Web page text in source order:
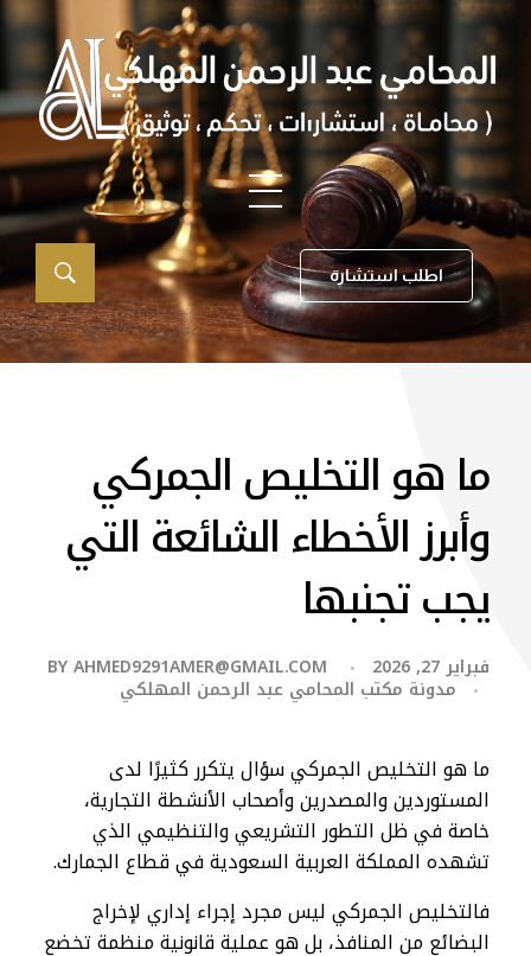
اطلب استشارة
ما هو التخليص الجمركي
وأبرز الأخطاء الشائعة التي
يجب تجنبها
فبراير 27, 2026 BYAHMED9291AMER@GMAIL.COM
مدونة مكتب المحامي عبد الرحمن المهلكي
ما هو التخليص الجمركي سؤال يتكرر كثيرًا لدى
المستوردين والمصدرين وأصحاب الأنشطة التجارية،
خاصة في ظل التطور التشريعي والتنظيمي الذي
تشهده المملكة العربية السعودية في قطاع الجمارك.
فالتخليص الجمركي ليس مجرد إجراء إداري لإخراج
البضائع من المنافذ، بل هو عملية قانونية منظمة تخضع